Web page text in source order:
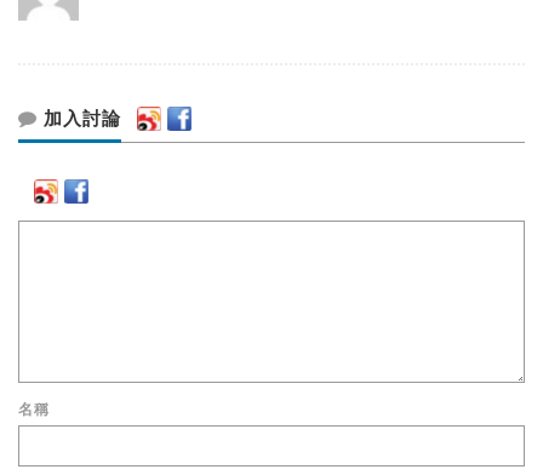
加入討論
名稱